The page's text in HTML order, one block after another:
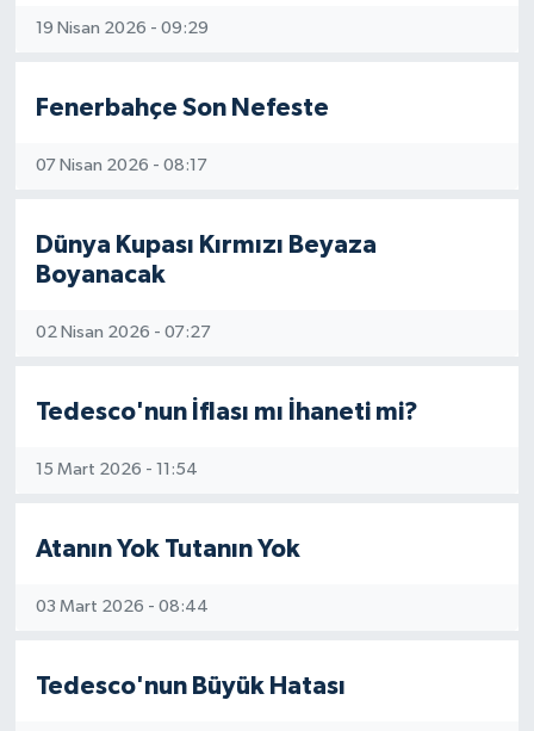
19 Nisan 2026 - 09:29
Fenerbahçe Son Nefeste
07 Nisan 2026 - 08:17
Dünya Kupası Kırmızı Beyaza
Boyanacak
02 Nisan 2026 - 07:27
Tedesco'nun İflası mı İhaneti mi?
15 Mart 2026 - 11:54
Atanın Yok Tutanın Yok
03 Mart 2026 - 08:44
Tedesco'nun Büyük Hatası